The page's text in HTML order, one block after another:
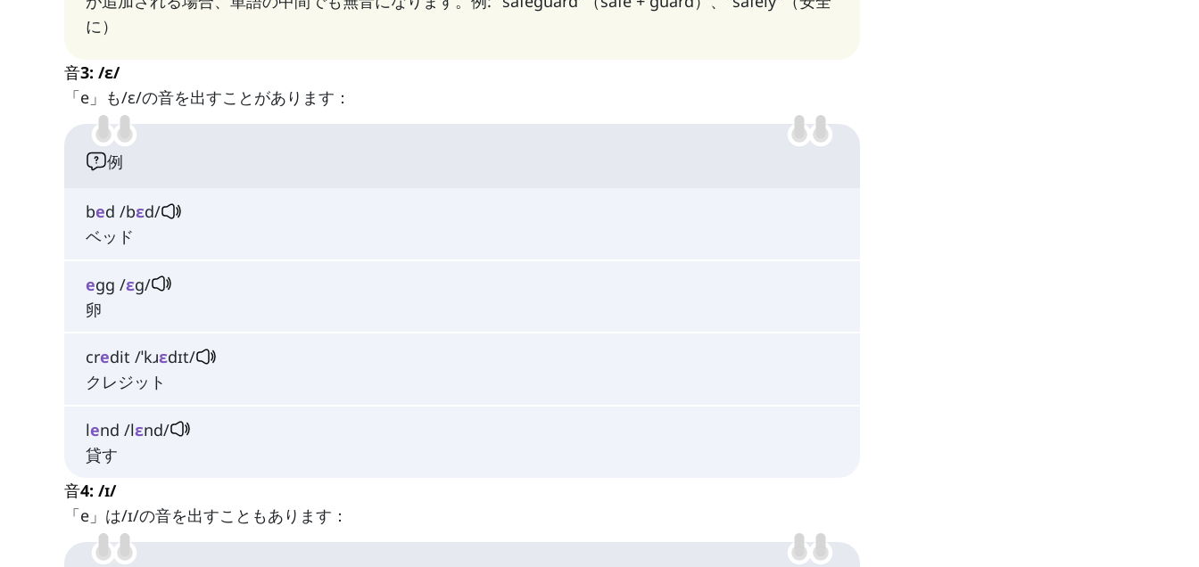
に）
音3: /ɛ/
「e」も/ɛ/の音を出すことがあります：
例
bed /bɛd/
ベッド
egg /ɛɡ/
卵
credit /ˈkɹɛdɪt/
クレジット
lend /lɛnd/
貸す
音4: /ɪ/
「e」は/ɪ/の音を出すこともあります：